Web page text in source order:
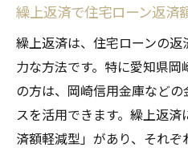
繰上返済で住宅ローン返済
繰上返済は、住宅ローンの
力な方法です。特に愛知県
の方は、岡崎信用金庫など
スを活用できます。繰上返
済額軽減型」があり、それぞ